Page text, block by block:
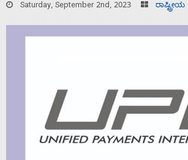
Saturday, September 2nd, 2023 ರಾಷ್ಟ್ರೀಯ